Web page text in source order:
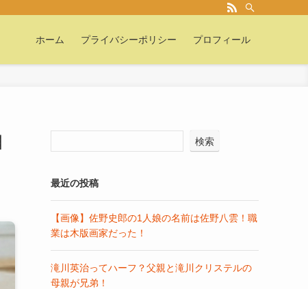
ホーム プライバシーポリシー プロフィール
検索
最近の投稿
【画像】佐野史郎の1人娘の名前は佐野八雲！職
業は木版画家だった！
滝川英治ってハーフ？父親と滝川クリステルの
母親が兄弟！